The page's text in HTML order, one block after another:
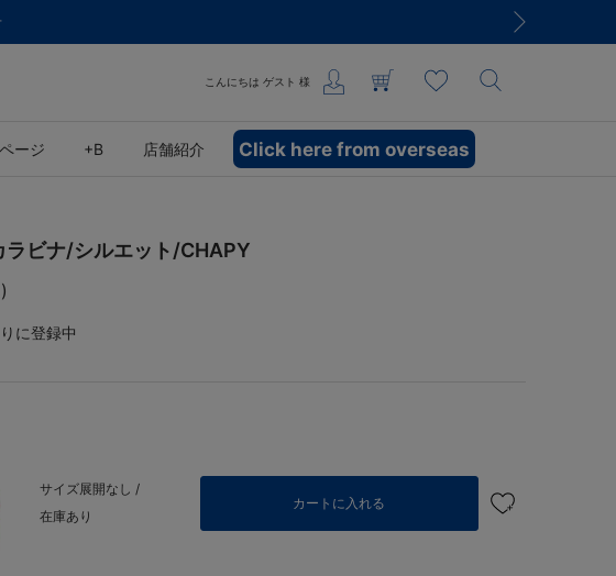
こんにちは ゲスト 様
ージ +B 店舗紹介 Click here from overseas
ラビナ/シルエット/CHAPY
に登録中
サイズ展開なし /
在庫あり
カートに入れる